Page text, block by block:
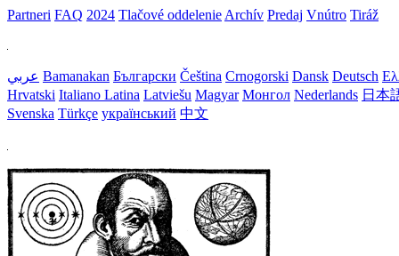
Partneri FAQ 2024 Tlačové oddelenie Archív Predaj Vnútro Tiráž
عربي Bamanakan Български Čeština Crnogorski Dansk Deutsch
Hrvatski Italiano Latina Latviešu Magyar Монгол Nederlands 日本
Svenska Türkçe український 中文